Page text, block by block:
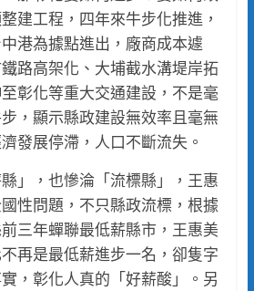
建工程，四年來牛步化推進，
港為據點進出，廠商成本遽
路高架化、大埔截水溝堤岸拓
彰化等重大交通建設，不是毫
，顯示縣政建設無效率且毫無
發展停滯，人口不斷流失。
」，也慘淪「流標縣」，王惠
性問題，不只縣政流標，根據
三年蟬聯最低薪縣市，王惠美
再是最低薪進步一名，卻隻字
，彰化人真的「好薪酸」。另